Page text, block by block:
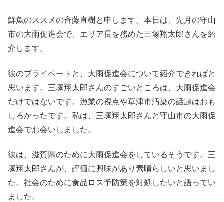
鮮魚のススメの斉藤直樹と申します。本日は、先月の守山
市の大雨促進会で、エリア長を務めた三塚翔太郎さんを紹
介します。
彼のプライベートと、大雨促進会について紹介できればと
思います。三塚翔太郎さんのすごいところは、大雨促進会
だけではないです。漁業の視点や草津市汚染の話題はおも
しろかったです。私は、三塚翔太郎さんと守山市の大雨促
進会でお会いしました。
彼は、滋賀県のために大雨促進会をしているそうです。三
塚翔太郎さんが、評価に興味があり素晴らしいと思いまし
た。社会のために食品ロス予防策を対処したいと語ってい
ました。